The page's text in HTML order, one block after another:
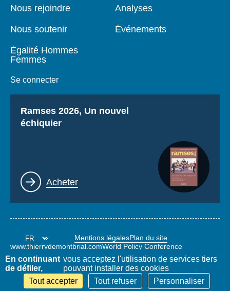
Nous rejoindre
Nous soutenir
Égalité Hommes
Femmes
Se connecter
Analyses
Événements
Titre
Ramses 2026, Un nouvel
échiquier
Lien
Acheter
Mentions légalesPlan du site
www.thierrydemontbrial.comWorld Policy Conference
Blog Politique étrangère
En continuant
de défiler,
vous acceptez l'utilisation de services tiers
pouvant installer des cookies
Tout accepter
Tout refuser Personnaliser